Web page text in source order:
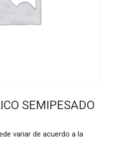
SEMIPESADO
variar de acuerdo a la